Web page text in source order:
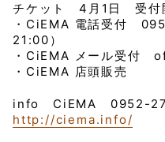
チケット 4月1日 受付
・CiEMA 電話受付
21:00）
・CiEMA メール受付
・CiEMA 店頭販売
info CiEMA 0952-
http://ciema.info/